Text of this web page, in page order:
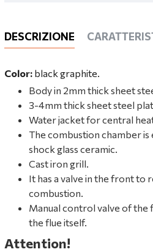
DESCRIZIONE
Color: black graphite.
Body in 2mm thick sheet
3-4mm thick sheet steel
Water jacket for central
The combustion chamber
shock glass ceramic.
Cast iron grill.
It has a valve in the front to
combustion.
Manual control valve of
the flue itself.
Attention!